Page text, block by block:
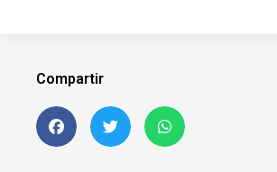
Compartir